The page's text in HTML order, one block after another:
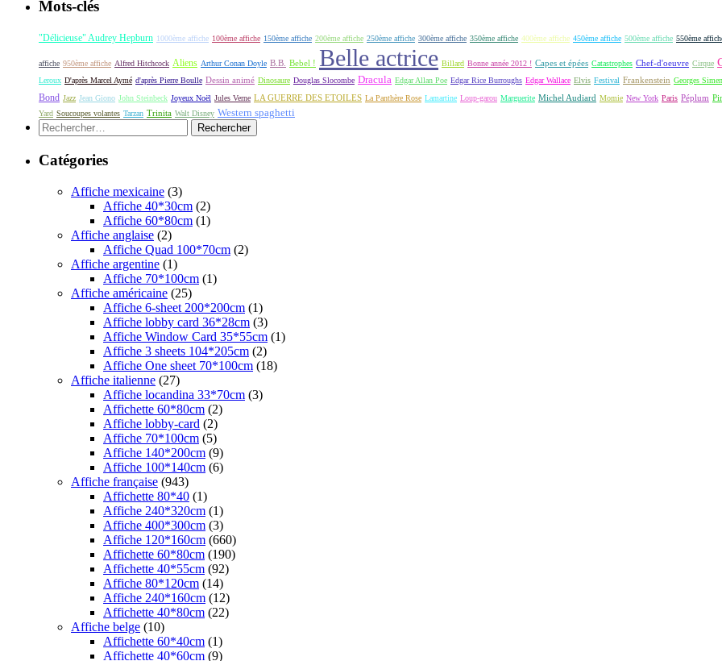
Mots-clés
"Délicieuse" Audrey Hepburn 1000ème affiche 100ème affiche 150ème affiche 200ème affiche 250ème affiche 300ème affiche 350ème affiche 400ème affiche 450ème affiche 500ème affiche 550ème
affiche 950ème affiche Alfred Hitchcock Aliens Arthur Conan Doyle B.B. Bebel ! Belle actrice Billard Bonne année 2012 ! Capes et épées Catastrophes Chef-d'oeuvre Cirque
Leroux D'après Marcel Aymé d'après Pierre Boulle Dessin animé Dinosaure Douglas Slocombe Dracula Edgar Allan Poe Edgar Rice Burroughs Edgar Wallace Elvis Festival Frankenstein Georges
Bond Jazz Jean Giono John Steinbeck Joyeux Noël Jules Verne LA GUERRE DES ETOILES La Panthère Rose Lamartine Loup-garou Marguerite Michel Audiard Momie New York Paris Péplum
Yard Soucoupes volantes Tarzan Trinita Walt Disney Western spaghetti
Rechercher :
Catégories
Affiche mexicaine (3)
Affiche 40*30cm (2)
Affiche 60*80cm (1)
Affiche anglaise (2)
Affiche Quad 100*70cm (2)
Affiche argentine (1)
Affiche 70*100cm (1)
Affiche américaine (25)
Affiche 6-sheet 200*200cm (1)
Affiche lobby card 36*28cm (3)
Affiche Window Card 35*55cm (1)
Affiche 3 sheets 104*205cm (2)
Affiche One sheet 70*100cm (18)
Affiche italienne (27)
Affiche locandina 33*70cm (3)
Affichette 60*80cm (2)
Affiche lobby-card (2)
Affiche 70*100cm (5)
Affiche 140*200cm (9)
Affiche 100*140cm (6)
Affiche française (943)
Affichette 80*40 (1)
Affiche 240*320cm (1)
Affiche 400*300cm (3)
Affiche 120*160cm (660)
Affichette 60*80cm (190)
Affichette 40*55cm (92)
Affiche 80*120cm (14)
Affiche 240*160cm (12)
Affichette 40*80cm (22)
Affiche belge (10)
Affichette 60*40cm (1)
Affichette 40*60cm (9)